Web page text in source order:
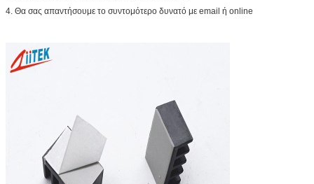
4. Θα σας απαντήσουμε το συντομότερο δυνατό με email ή online